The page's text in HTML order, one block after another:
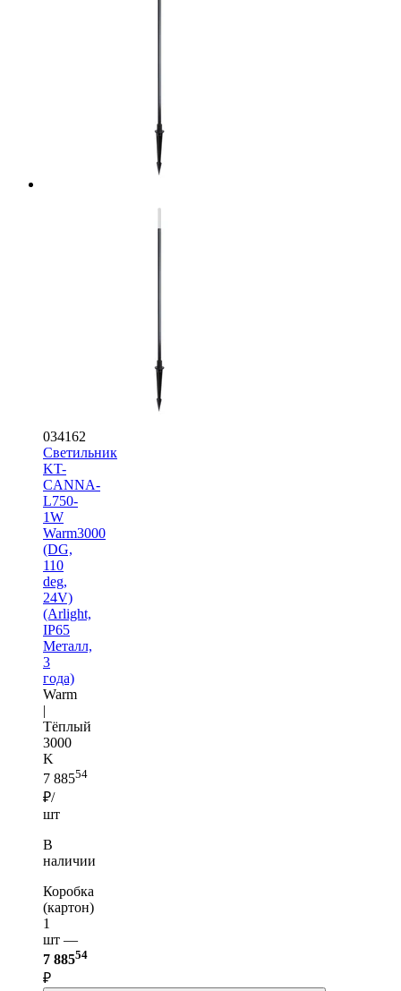
034162
Светильник
KT-
CANNA-
L750-
1W
Warm3000
(DG,
110
deg,
24V)
(Arlight,
IP65
Металл,
3
года)
Warm
|
Тёплый
3000
K
7 88554
₽/
шт
В
наличии
Коробка
(картон)
1
шт —
7 88554
₽